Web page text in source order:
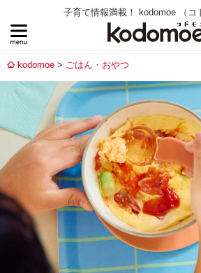
子育て情報満載！ kodomoe （コ
kodomoe ごはん・おやつ